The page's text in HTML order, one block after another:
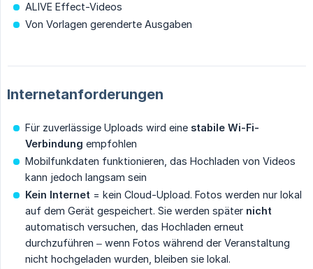
ALIVE Effect-Videos
Von Vorlagen gerenderte Ausgaben
Internetanforderungen
Für zuverlässige Uploads wird eine stabile Wi-Fi-
Verbindung empfohlen
Mobilfunkdaten funktionieren, das Hochladen von Videos
kann jedoch langsam sein
Kein Internet = kein Cloud-Upload. Fotos werden nur lokal
auf dem Gerät gespeichert. Sie werden später nicht
automatisch versuchen, das Hochladen erneut
durchzuführen – wenn Fotos während der Veranstaltung
nicht hochgeladen wurden, bleiben sie lokal.